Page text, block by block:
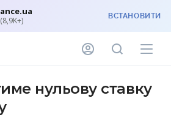
(8,9K+) ВСТАНОВИТИ
нульову ставку